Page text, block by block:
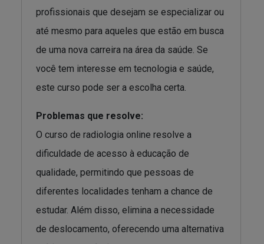
profissionais que desejam se especializar ou
até mesmo para aqueles que estão em busca
de uma nova carreira na área da saúde. Se
você tem interesse em tecnologia e saúde,
este curso pode ser a escolha certa.
Problemas que resolve:
O curso de radiologia online resolve a
dificuldade de acesso à educação de
qualidade, permitindo que pessoas de
diferentes localidades tenham a chance de
estudar. Além disso, elimina a necessidade
de deslocamento, oferecendo uma alternativa